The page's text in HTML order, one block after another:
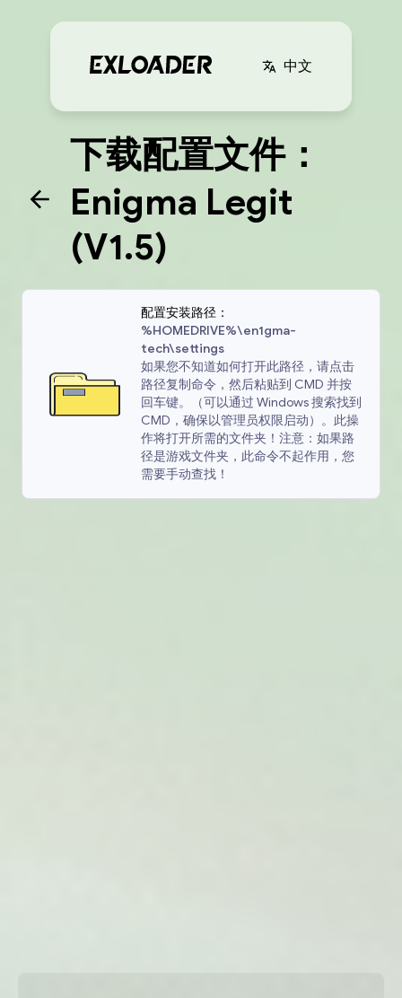
中文
下载配置文件：
Enigma Legit
(V1.5)
配置安装路径：
%HOMEDRIVE%\en1gma-
tech\settings
如果您不知道如何打开此路径，请点击
路径复制命令，然后粘贴到 CMD 并按
回车键。（可以通过 Windows 搜索找到
CMD，确保以管理员权限启动）。此操
作将打开所需的文件夹！注意：如果路
径是游戏文件夹，此命令不起作用，您
需要手动查找！